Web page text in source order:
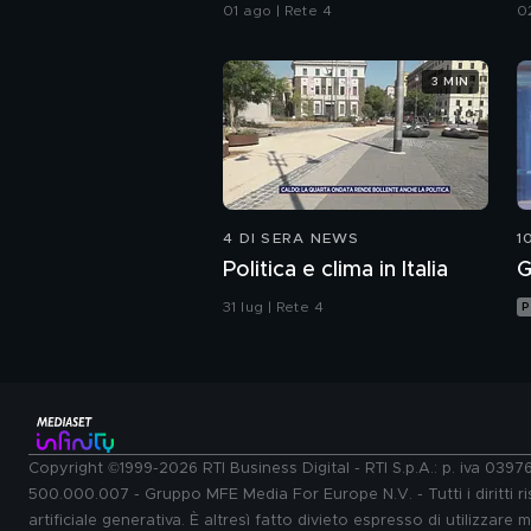
01 ago | Rete 4
4 DI SERA NEWS
Politica e clima in Italia
31 lug | Rete 4
3 MIN
Copyright ©1999-2026 RTI Business Digital - RTI S.p.A.: p. iva
500.000.007 - Gruppo MFE Media For Europe N.V. - Tutti i
artificiale generativa. È altresì fatto divieto espresso di utilizzare